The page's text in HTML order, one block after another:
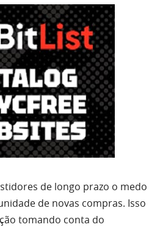
de longo prazo o medo
de novas compras. Isso
tomando conta do